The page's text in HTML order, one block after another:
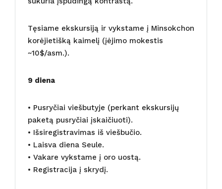
Tęsiame ekskursiją ir vykstame į Minsokchon
korėjietišką kaimelį (įėjimo mokestis
~10$/asm.).
9 diena
• Pusryčiai viešbutyje (perkant ekskursijų
paketą pusryčiai įskaičiuoti).
• Išsiregistravimas iš viešbučio.
• Laisva diena Seule.
• Vakare vykstame į oro uostą.
• Registracija į skrydį.